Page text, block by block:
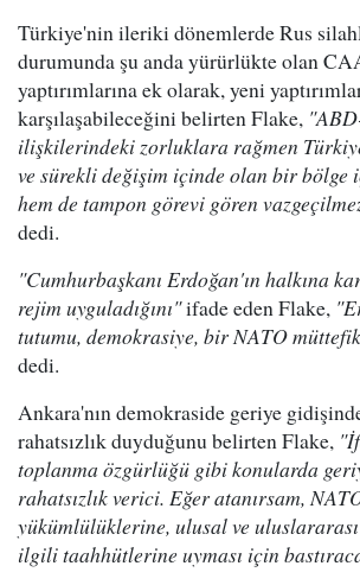
Türkiye'nin ileriki dönemlerde Rus
durumunda şu anda yürürlükte olan
yaptırımlarına ek olarak, yeni
karşılaşabileceğini belirten Flake,
ilişkilerindeki zorluklara rağmen
ve sürekli değişim içinde olan bir bölge
hem de tampon görevi gören
dedi.
"Cumhurbaşkanı Erdoğan'ın halkına
rejim uyguladığını"ifade eden Flake,
tutumu, demokrasiye, bir NATO
dedi.
Ankara'nın demokraside geriye
rahatsızlık duyduğunu belirten Flake,
toplanma özgürlüğü gibi konularda
rahatsızlık verici. Eğer atanırsam,
yükümlülüklerine, ulusal ve
ilgili taahhütlerine uyması için